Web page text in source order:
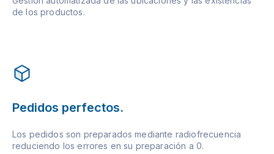
de los productos.
Pedidos perfectos.
Los pedidos son preparados mediante radiofrecuencia
reduciendo los errores en su preparación a 0.